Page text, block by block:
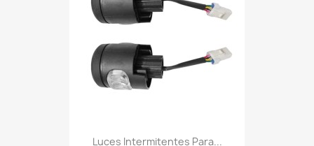
Luces Intermitentes Para...